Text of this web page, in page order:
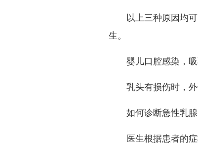
以上三种原因均可
生。
婴儿口腔感染，吸
乳头有损伤时，外
如何诊断急性乳腺
医生根据患者的症